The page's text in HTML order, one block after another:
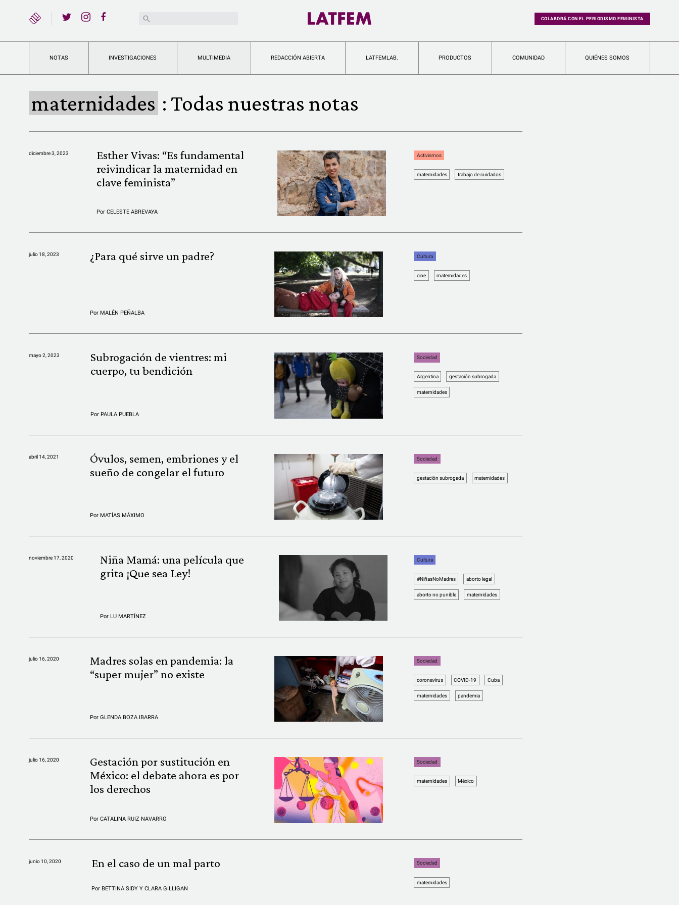
YouTubeBuscar: COLABORÁ CON EL PERIODISMO FEMINISTA
NOTAS INVESTIGACIONES MULTIMEDIA REDACCIÓN ABIERTA LATFEMLAB. PRODUCTOS COMUNIDAD QUIÉNES SOMOS
maternidades : Todas nuestras notas
diciembre 3, 2023
Esther Vivas: “Es fundamental
reivindicar la maternidad en
clave feminista”
PorCELESTE ABREVAYA
Activismos
maternidades trabajo de cuidados
julio 18, 2023 ¿Para qué sirve un padre?
Por MALÉN PEÑALBA
Cultura
cine maternidades
mayo 2, 2023
Subrogación de vientres: mi
cuerpo, tu bendición
Por PAULA PUEBLA
Sociedad
Argentina gestación subrogada
maternidades
abril 14, 2021
Óvulos, semen, embriones y el
sueño de congelar el futuro
Por MATÍAS MÁXIMO
Sociedad
gestación subrogada maternidades
noviembre 17, 2020
Niña Mamá: una película que
grita ¡Que sea Ley!
Por LU MARTÍNEZ
Cultura
#NiñasNoMadres aborto legal
aborto no punible maternidades
julio 16, 2020
Madres solas en pandemia: la
“super mujer” no existe
PorGLENDA BOZA IBARRA
Sociedad
coronavirus COVID-19 Cuba
maternidades pandemia
julio 16, 2020
Gestación por sustitución en
México: el debate ahora es por
los derechos
PorCATALINA RUIZ NAVARRO
Sociedad
maternidades México
junio 10, 2020 En el caso de un mal parto
Por BETTINA SIDY Y CLARA GILLIGAN
Sociedad
maternidades